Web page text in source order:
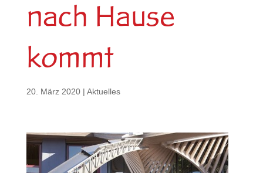
nach Hause
kommt
20. März 2020| Aktuelles